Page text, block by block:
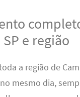
e região
a região de
mesmo dia,